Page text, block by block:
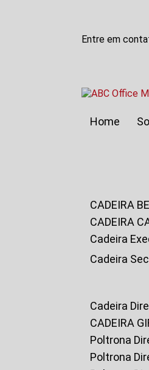
Entre em
Home
CADEIRA
CADEIRA
Cadeira
Cadeira
Cadeira
CADEIRA
Poltrona
Poltrona